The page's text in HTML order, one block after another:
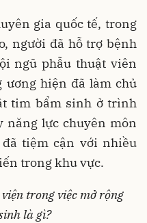
gia quốc tế, trong
người đã hỗ trợ bệnh
ngũ phẫu thuật viên
hiện đã làm chủ
tim bẩm sinh ở trình
năng lực chuyên môn
tiệm cận với nhiều
trong khu vực.
trong việc mở rộng
là gì?